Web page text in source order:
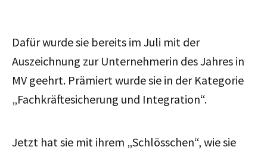
Dafür wurde sie bereits im Juli mit der
Auszeichnung zur Unternehmerin des Jahres in
MV geehrt. Prämiert wurde sie in der Kategorie
„Fachkräftesicherung und Integration“.
Jetzt hat sie mit ihrem „Schlösschen“, wie sie